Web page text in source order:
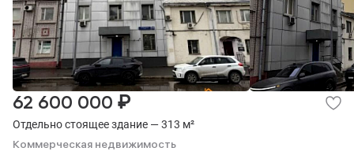
Отдельно стоящее здание — 313 м²
Коммерческая недвижимость
62 600 000 ₽